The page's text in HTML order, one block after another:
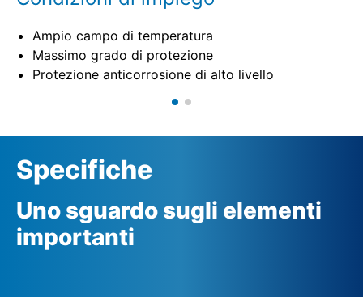
Ampio campo di temperatura
Massimo grado di protezione
Protezione anticorrosione di alto livello
Specifiche
Uno sguardo sugli elementi
importanti